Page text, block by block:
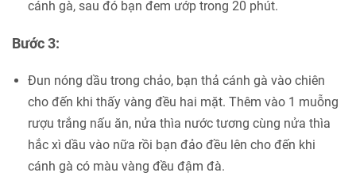
cánh gà, sau đó bạn đem ướp trong 20 phút.
Bước 3:
Đun nóng dầu trong chảo, bạn thả cánh gà vào chiên
cho đến khi thấy vàng đều hai mặt. Thêm vào 1 muỗng
rượu trắng nấu ăn, nửa thìa nước tương cùng nửa thìa
hắc xì dầu vào nữa rồi bạn đảo đều lên cho đến khi
cánh gà có màu vàng đều đậm đà.